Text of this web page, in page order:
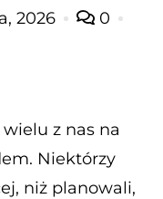
2026 0
z nas na
Niektórzy
niż planowali,